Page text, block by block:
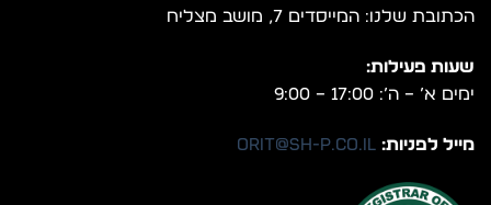
הכתובת שלנו: המייסדים 7, מושב מצליח
שעות פעילות:
ימים א’ – ה’: 17:00 – 9:00
מייל לפניות: orit@sh-p.co.il